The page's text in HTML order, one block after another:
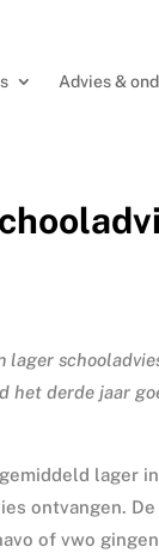
Advies &
lager
het derde jaar
lager
ontvangen.
of vwo